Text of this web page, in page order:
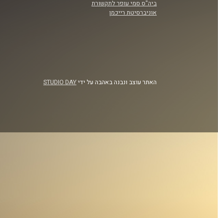
ביה"ס סמי עופר לתקשורת
אוניברסיטת רייכמן
האתר עוצב ונבנה באהבה על ידיSTUDIO DAY